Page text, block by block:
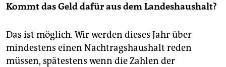
Kommt das Geld dafür aus dem Landeshaushalt?
Das ist möglich. Wir werden dieses Jahr über
mindestens einen Nachtragshaushalt reden
müssen, spätestens wenn die Zahlen der